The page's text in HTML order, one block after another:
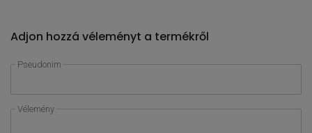
Adjon hozzá véleményt a termékről
Pseudonim
Vélemény